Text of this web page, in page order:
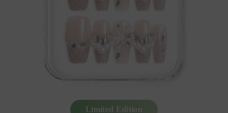
Limited Edition